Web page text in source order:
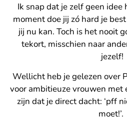
Ik snap dat je zelf geen
moment doe jij zó hard je
jij nu kan. Toch is het nooit
tekort, misschien naar
jezelf!
Wellicht heb je gelezen over
voor ambitieuze vrouwen met
zijn dat je direct dacht: ‘pff
moet!’.